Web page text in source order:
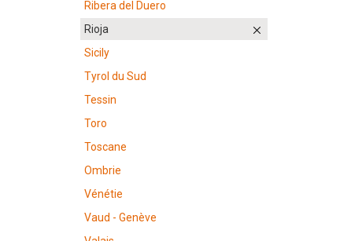
Ribera del Duero
Rioja
Sicily
Tyrol du Sud
Tessin
Toro
Toscane
Ombrie
Vénétie
Vaud - Genève